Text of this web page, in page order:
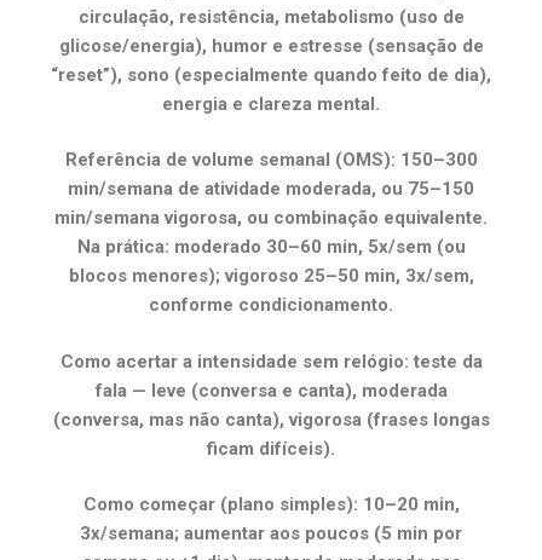
circulação, resistência, metabolismo (uso de
glicose/energia), humor e estresse (sensação de
“reset”), sono (especialmente quando feito de dia),
energia e clareza mental.
Referência de volume semanal (OMS): 150–300
min/semana de atividade moderada, ou 75–150
min/semana vigorosa, ou combinação equivalente.
Na prática: moderado 30–60 min, 5x/sem (ou
blocos menores); vigoroso 25–50 min, 3x/sem,
conforme condicionamento.
Como acertar a intensidade sem relógio: teste da
fala — leve (conversa e canta), moderada
(conversa, mas não canta), vigorosa (frases longas
ficam difíceis).
Como começar (plano simples): 10–20 min,
3x/semana; aumentar aos poucos (5 min por